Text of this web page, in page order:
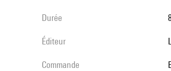
durée
éditeur
Commande